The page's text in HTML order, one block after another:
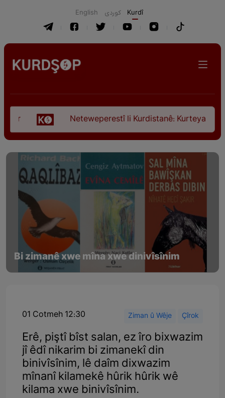
English كوردی Kurdî
Neteweperestî li Kurdistanê: Kurteya
Bi zimanê xwe mîna xwe dinivîsînim
01 Cotmeh 12:30 Ziman û Wêje Çîrok
Erê, piştî bîst salan, ez îro bixwazim
jî êdî nikarim bi zimanekî din
binivîsînim, lê daîm dixwazim
mînanî kilamekê hûrik hûrik wê
kilama xwe binivîsînim.